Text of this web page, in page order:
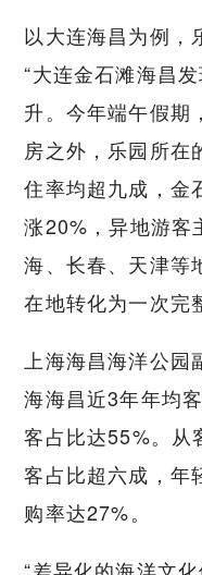
以大连海昌为例，
“大连金石滩海昌
升。今年端午假期
房之外，乐园所在
住率均超九成，金
涨20%，异地游客
海、长春、天津等
在地转化为一次完
上海海昌海洋公园
海海昌近3年年均
客占比达55%。从
客占比超六成，年
购率达27%。